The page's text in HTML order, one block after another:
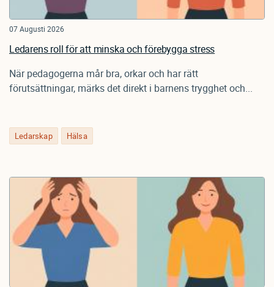
Ledarskap Hälsa
07 Augusti 2026
Ledarens roll för att minska och förebygga stress
När pedagogerna mår bra, orkar och har rätt
förutsättningar, märks det direkt i barnens trygghet och...